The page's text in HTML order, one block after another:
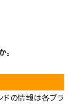
。
ドの情報は各ブラ